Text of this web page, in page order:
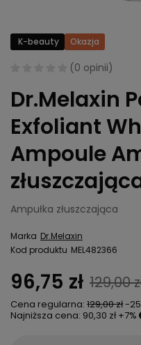
K-beauty Okazja
(0 opinii)
Dr.Melaxin
Exfoliant
Ampoule
Ampułka złuszczająca
Marka Dr.Melaxin
Kod produktu MEL482366
96,75 zł 129,00
Cena regularna: 129,00 zł-
Najniższa cena: 90,30 zł +7%